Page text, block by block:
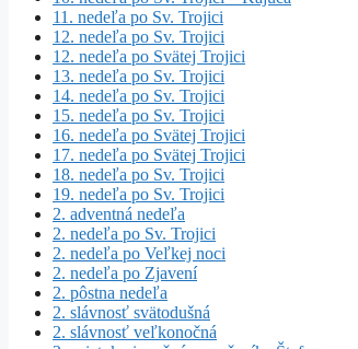
11. nedeľa po Sv. Trojici
12. nedeľa po Sv. Trojici
12. nedeľa po Svätej Trojici
13. nedeľa po Sv. Trojici
14. nedeľa po Sv. Trojici
15. nedeľa po Sv. Trojici
16. nedeľa po Svätej Trojici
17. nedeľa po Svätej Trojici
18. nedeľa po Sv. Trojici
19. nedeľa po Sv. Trojici
2. adventná nedeľa
2. nedeľa po Sv. Trojici
2. nedeľa po Veľkej noci
2. nedeľa po Zjavení
2. pôstna nedeľa
2. slávnosť svätodušná
2. slávnosť veľkonočná